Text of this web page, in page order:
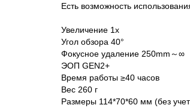
Есть возможность
Увеличение 1x
Угол обзора 40°
Фокусное удаление 250mm～∞
ЭОП GEN2+
Время работы ≥40 часов
Вес 260 г
Размеры 114*70*60 мм (без